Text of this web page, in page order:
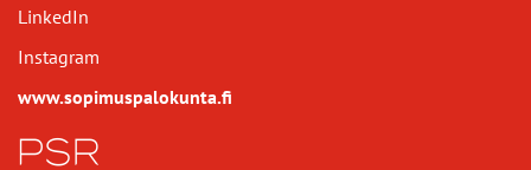
LinkedIn
Instagram
www.sopimuspalokunta.fi